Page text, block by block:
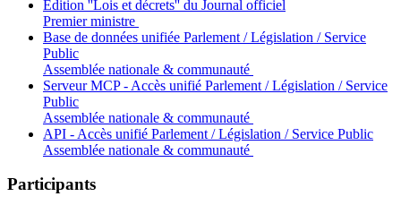
Édition ''Lois et décrets'' du Journal officiel
Premier ministre
Base de données unifiée Parlement / Législation / Service
Public
Assemblée nationale & communauté
Serveur MCP - Accès unifié Parlement / Législation / Service
Public
Assemblée nationale & communauté
API - Accès unifié Parlement / Législation / Service Public
Assemblée nationale & communauté
Participants